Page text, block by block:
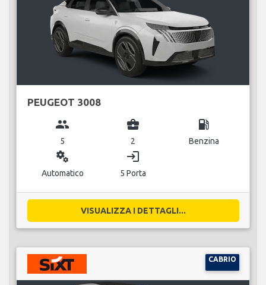
PEUGEOT 3008
group
5
business_center
2
local_gas_station
Benzina
miscellaneous_services
Automatico
login
5 Porta
VISUALIZZA I DETTAGLI...
CABRIO